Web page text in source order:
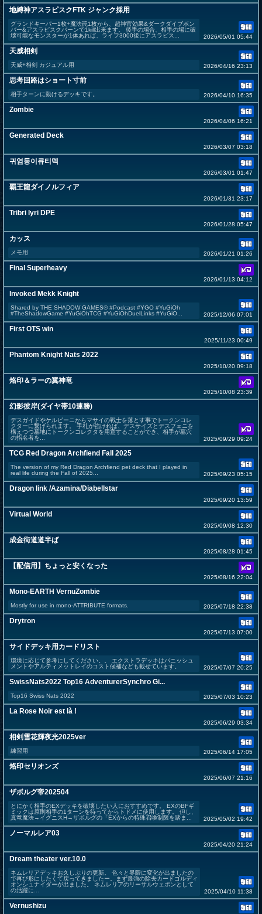
地縛神アスラピスクFTK ジャンク採用
グランドキーパー1枚+魔法罠1枚から、超神官効果&ダークダイブボン
バー&アスラピスクバーンで1kill出来ます。 後手の場合、相手の場に破
壊可能なモンスターが1体あれば、ライフ3000後にアスラピス...
2026/05/01 05:44
天威相剣
天威+相剣 カジュアル用 2026/04/16 23:13
思考回路はショート寸前
相手ターンに動けるデッキです。 2026/04/10 16:35
Zombie
2026/04/06 16:21
Generated Deck
2026/03/07 03:18
귀염둥이큐티덱
2026/03/01 01:47
覇王龍ダイノルフィア
2026/01/31 23:17
Tribri lyri DPE
2026/01/28 05:47
カッス
メモ用 2026/01/21 01:26
Final Superheavy
2026/01/13 04:12
Invoked Mekk Knight
Shared by THE SHADOW GAMES® #Podcast #YGO #YuGiOh
#TheShadowGame #YuGiOhTCG #YuGiOhDuelLinks #YuGiO...
2025/12/06 07:01
First OTS win
2025/11/23 00:49
Phantom Knight Nats 2022
2025/10/20 09:18
烙印＆ラーの翼神竜
2025/10/08 23:39
幻影彼岸(ダイヤ帯10連勝)
デスガイドやケルビーニからマサイの戦士を落とす事でトークンコレ
クターに繋げられます。 手札が強ければ、デスサイズとデスフェニを
構えつつ墓地にトークンコレクタを用意することができ、相手が墓穴
の指名者を...
2025/09/29 09:24
TCG Red Dragon Archfiend Fall 2025
The version of my Red Dragon Archfiend pet deck that I played in
real life during the Fall of 2025...
2025/09/23 05:15
Dragon link /Azamina/Diabellstar
2025/09/20 13:59
Virtual World
2025/09/08 12:30
成金街道道半ば
2025/08/28 01:45
【配信用】ちょっと安くなった
2025/08/16 22:04
Mono-EARTH VernuZombie
Mostly for use in mono-ATTRIBUTE formats. 2025/07/18 22:38
Drytron
2025/07/13 07:00
サイドデッキ用カードリスト
環境に応じて参考にしてください。。 エクストラデッキはパニッシュ
メントやアルティメットレイのコスト候補なども載せています。
2025/07/07 20:25
SwissNats2022 Top16 AdventurerSynchro Gi...
Top16 Swiss Nats 2022 2025/07/03 10:23
La Rose Noir est là !
2025/06/29 03:34
相剣雪花輝夜光2025ver
練習用 2025/06/14 17:05
烙印セリオンズ
2025/06/07 21:16
ザボルグ帝202504
とにかく相手のEXデッキを破壊したい人におすすめです。 EXのBFギ
ミックは原則相手の1ターンを待ってからトドメに使用します。 但し、
真竜魔法→イグニスH→ザボルグの「EXからの特殊召喚制限を踏ま...
2025/05/02 19:42
ノーマルレア03
2025/04/20 21:24
Dream theater ver.10.0
ネムレリアデッキお久しぶりの更新。 色々と界隈に変化が出ましたの
で再び形にしたくて戻ってきましたー。まず最強の除去カードゴルディ
オンシュナイダーが出ました。 ネムレリアのリーサルウェポンとして
の活躍に...
2025/04/10 11:38
Vernushizu